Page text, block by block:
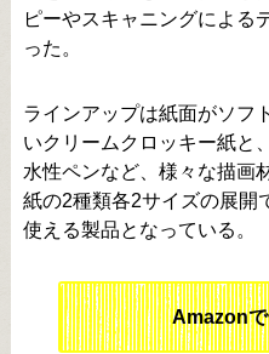
ピーやスキャニングによる
った。
ラインアップは紙面がソフ
いクリームクロッキー紙と
水性ペンなど、様々な描画
紙の2種類各2サイズの展開
使える製品となっている。
Amazon